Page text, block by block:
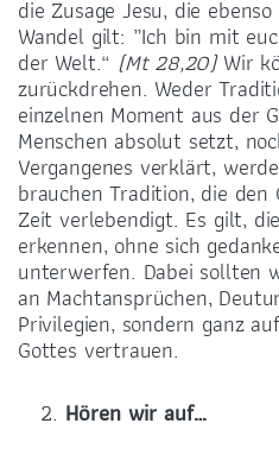
die Zusage Jesu, die
Wandel gilt: „Ich bin mit
der Welt.“ (Mt 28,20)Wir
zurückdrehen. Weder
einzelnen Moment aus der
Menschen absolut setzt,
Vergangenes verklärt,
brauchen Tradition, die
Zeit verlebendigt. Es gilt,
erkennen, ohne sich
unterwerfen. Dabei sollten
an Machtansprüchen,
Privilegien, sondern ganz
Gottes vertrauen.
Hören wir auf…